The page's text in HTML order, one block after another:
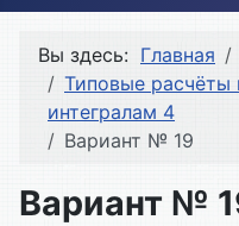
Вы здесь: Главная
Типовые расчёты
интегралам 4
Вариант № 19
Вариант №